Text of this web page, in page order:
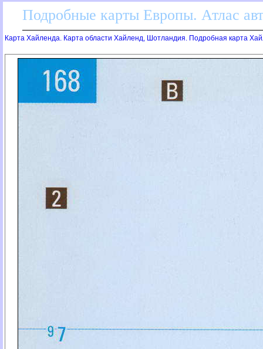
Подробные карты Европы. Атлас
Карта Хайленда. Карта области Хайленд, Шотландия. Подробная карта